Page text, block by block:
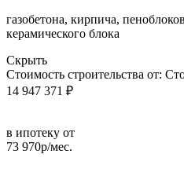
газобетона, кирпича,
керамического блока
Скрыть
Стоимость строительства от:
14 947 371 ₽
в ипотеку от
73 970р/мес.